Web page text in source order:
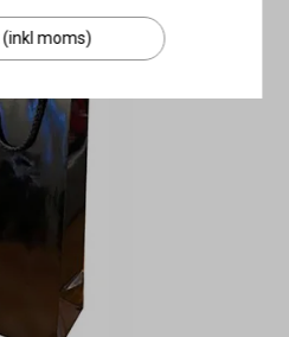
(inkl moms)